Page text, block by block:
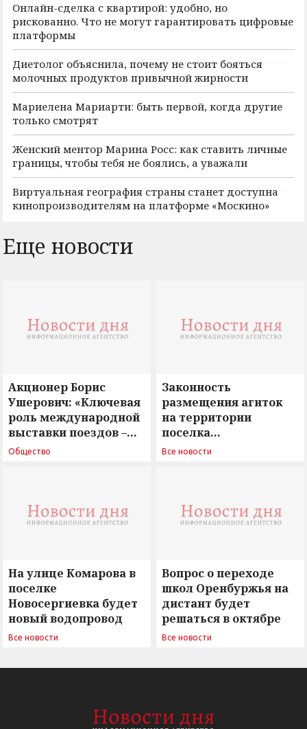
Онлайн-сделка с квартирой: удобно, но
рискованно. Что не могут гарантировать цифровые
платформы
Диетолог объяснила, почему не стоит бояться
молочных продуктов привычной жирности
Мариелена Мариарти: быть первой, когда другие
только смотрят
Женский ментор Марина Росс: как ставить личные
границы, чтобы тебя не боялись, а уважали
Виртуальная география страны станет доступна
кинопроизводителям на платформе «Москино»
Еще новости
Акционер Борис
Ушерович: «Ключевая
роль международной
выставки поездов –
поиск ответов на
Общество
Законность
размещения агиток
на территории
поселка
Новосергиевка
Все новости
На улице Комарова в
поселке
Новосергиевка будет
новый водопровод
Все новости
Вопрос о переходе
школ Оренбуржья на
дистант будет
решаться в октябре
Все новости